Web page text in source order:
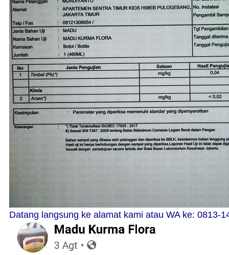
Datang langsung ke alamat kami atau WA ke: 0813-